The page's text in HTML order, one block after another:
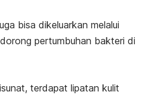
bisa dikeluarkan melalui
pertumbuhan bakteri di
terdapat lipatan kulit